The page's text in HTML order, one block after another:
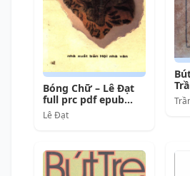
Bóng Chữ – Lê Đạt
full prc pdf epub
azw3 [Thơ Ca]
Lê Đạt